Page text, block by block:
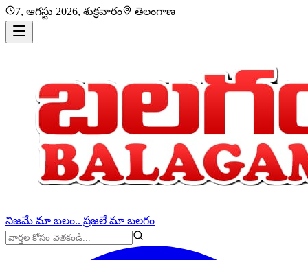
7, ఆగస్టు 2026, శుక్రవారం తెలంగాణ
నిజమే మా బలం.. ప్రజలే మా బలగం